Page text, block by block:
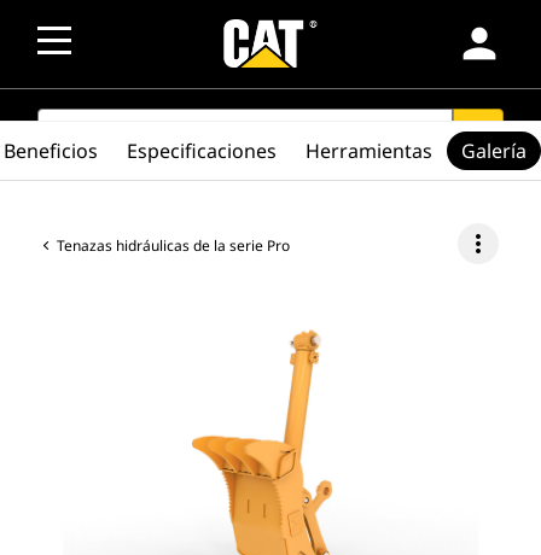
person
SEARCH search
Tenazas hidráulicas de la serie Pro more_vert
Beneficios Especificaciones Herramientas Galería